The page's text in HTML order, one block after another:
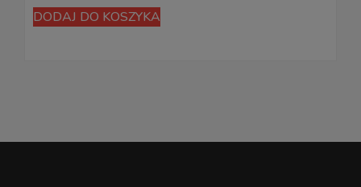
DODAJ DO KOSZYKA